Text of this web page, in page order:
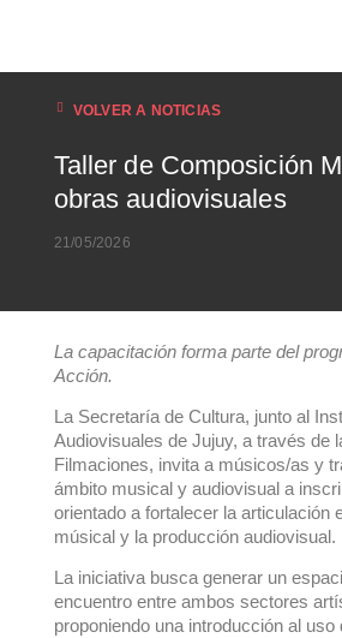
VOLVER A NOTICIAS
Taller de Composición
obras audiovisuales
21/05/2026
La capacitación forma parte del
Acción.
La Secretaría de Cultura, junto al
Audiovisuales de Jujuy, a través de
Filmaciones, invita a músicos/as y
ámbito musical y audiovisual a
orientado a fortalecer la articulación
músical y la producción audiovisual.
La iniciativa busca generar un
encuentro entre ambos sectores
proponiendo una introducción al uso